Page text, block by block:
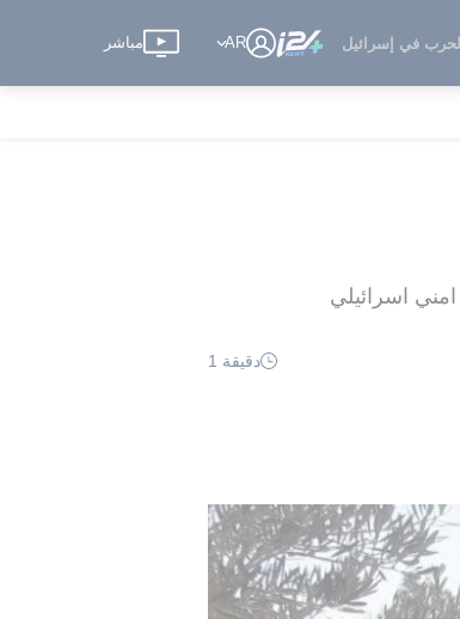
الحرب في إسرائيل AR مباشر
دقيقة 1